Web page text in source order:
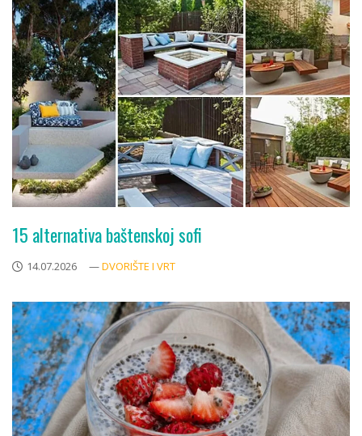
15 alternativa baštenskoj sofi
14.07.2026 —DVORIŠTE I VRT